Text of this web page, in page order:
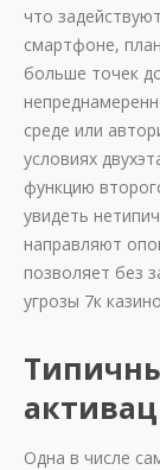
что
смартфоне,
больше точек
среде или
условиях
функцию
увидеть
направляют
позволяет без
угрозы 7к
Одна в числе